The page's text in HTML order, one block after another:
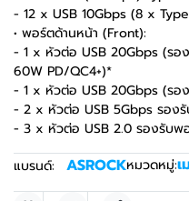
- 12 x USB 10Gbps (8 x
• พอร์ตด้านหน้า (Front):
- 1 x หัวต่อ USB 20Gbps (รอ
60W PD/QC4+)*
- 1 x หัวต่อ USB 20Gbps (รอ
- 2 x หัวต่อ USB 5Gbps รอง
- 3 x หัวต่อ USB 2.0 รองรับ
แบรนด์:
ASROCKหมวดหมู่: